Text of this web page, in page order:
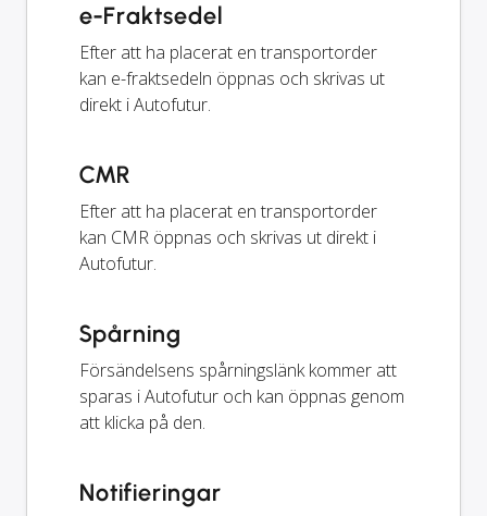
e-Fraktsedel
Efter att ha placerat en transportorder
kan e-fraktsedeln öppnas och skrivas ut
direkt i Autofutur.
CMR
Efter att ha placerat en transportorder
kan CMR öppnas och skrivas ut direkt i
Autofutur.
Spårning
Försändelsens spårningslänk kommer att
sparas i Autofutur och kan öppnas genom
att klicka på den.
Notifieringar